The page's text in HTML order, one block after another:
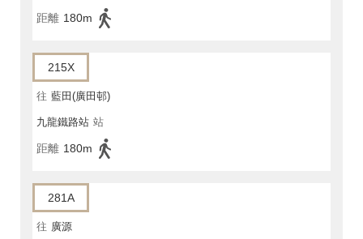
距離 180m
215X
往 藍田(廣田邨)
九龍鐵路站 站
距離 180m
281A
往 廣源